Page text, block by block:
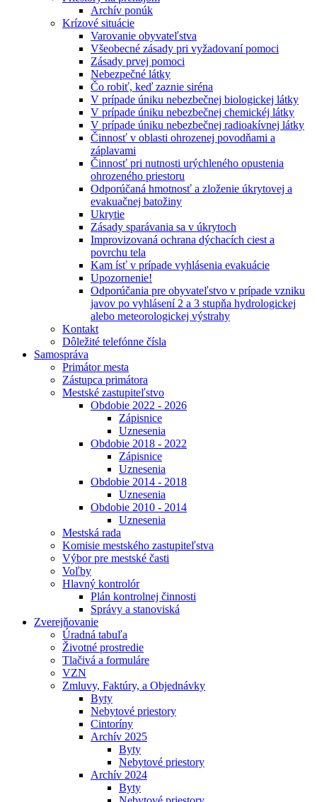
Archív ponúk
Krízové situácie
Varovanie obyvateľstva
Všeobecné zásady pri vyžadovaní pomoci
Zásady prvej pomoci
Nebezpečné látky
Čo robiť, keď zaznie siréna
V prípade úniku nebezbečnej biologickej látky
V prípade úniku nebezbečnej chemickéj látky
V prípade úniku nebezbečnej radioakívnej látky
Činnosť v oblasti ohrozenej povodňami a
záplavami
Činnosť pri nutnosti urýchleného opustenia
ohrozeného priestoru
Odporúčaná hmotnosť a zloženie úkrytovej a
evakuačnej batožiny
Ukrytie
Zásady sparávania sa v úkrytoch
Improvizovaná ochrana dýchacích ciest a
povrchu tela
Kam ísť v prípade vyhlásenia evakuácie
Upozornenie!
Odporúčania pre obyvateľstvo v prípade vzniku
javov po vyhlásení 2 a 3 stupňa hydrologickej
alebo meteorologickej výstrahy
Kontakt
Dôležité telefónne čísla
Samospráva
Primátor mesta
Zástupca primátora
Mestské zastupiteľstvo
Obdobie 2022 - 2026
Zápisnice
Uznesenia
Obdobie 2018 - 2022
Zápisnice
Uznesenia
Obdobie 2014 - 2018
Uznesenia
Obdobie 2010 - 2014
Uznesenia
Mestská rada
Komisie mestského zastupiteľstva
Výbor pre mestské časti
Voľby
Hlavný kontrolór
Plán kontrolnej činnosti
Správy a stanoviská
Zverejňovanie
Úradná tabuľa
Životné prostredie
Tlačivá a formuláre
VZN
Zmluvy, Faktúry, a Objednávky
Byty
Nebytové priestory
Cintoríny
Archív 2025
Byty
Nebytové priestory
Archív 2024
Byty